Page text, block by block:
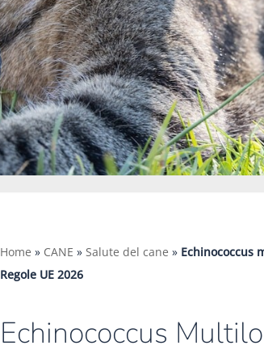
Home » CANE » Salute del cane » Echinococcus
Regole UE 2026
Echinococcus